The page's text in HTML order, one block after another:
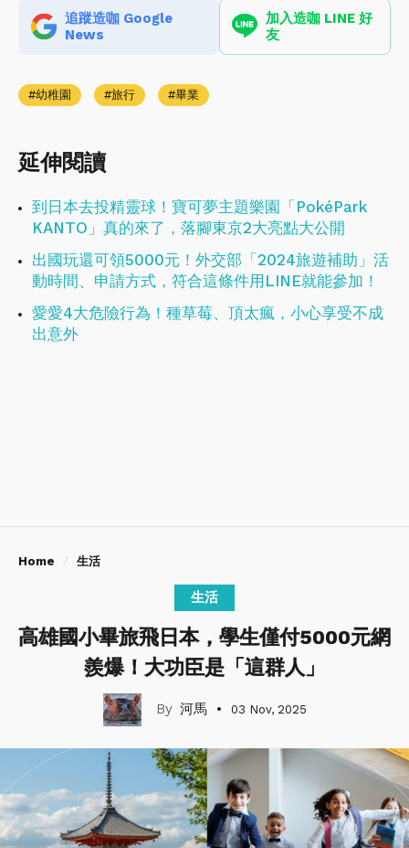
追蹤造咖 Google
News
加入造咖 LINE 好
友
幼稚園 旅行 畢業
延伸閱讀
到日本去投精靈球！寶可夢主題樂園「PokéPark
KANTO」真的來了，落腳東京2大亮點大公開
出國玩還可領5000元！外交部「2024旅遊補助」活
動時間、申請方式，符合這條件用LINE就能參加！
愛愛4大危險行為！種草莓、頂太瘋，小心享受不成
出意外
Home 生活
生活
高雄國小畢旅飛日本，學生僅付5000元網
羨爆！大功臣是「這群人」
河馬 03 Nov, 2025